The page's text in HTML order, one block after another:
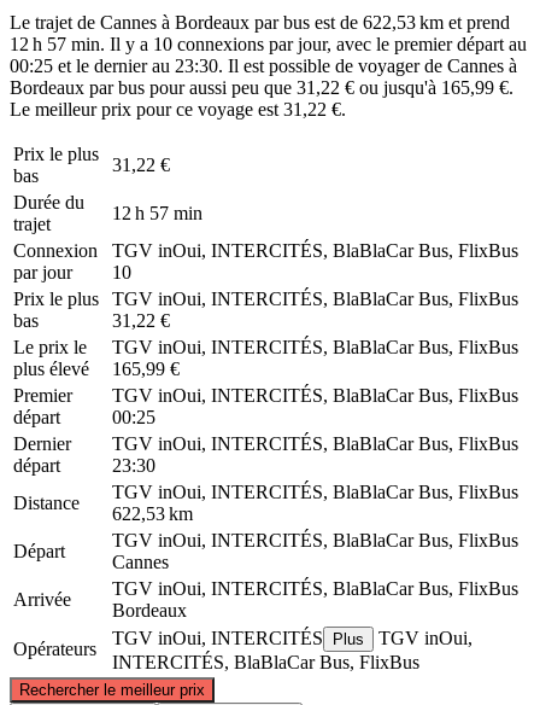
Le trajet de Cannes à Bordeaux par bus est de 622,53 km et prend
12 h 57 min. Il y a 10 connexions par jour, avec le premier départ au
00:25 et le dernier au 23:30. Il est possible de voyager de Cannes à
Bordeaux par bus pour aussi peu que 31,22 € ou jusqu'à 165,99 €.
Le meilleur prix pour ce voyage est 31,22 €.
Prix ​​le plus
bas
31,22 €
Durée du
trajet
12 h 57 min
Connexion
par jour
TGV inOui, INTERCITÉS, BlaBlaCar Bus, FlixBus
10
Prix ​​le plus
bas
TGV inOui, INTERCITÉS, BlaBlaCar Bus, FlixBus
31,22 €
Le prix le
plus élevé
TGV inOui, INTERCITÉS, BlaBlaCar Bus, FlixBus
165,99 €
Premier
départ
TGV inOui, INTERCITÉS, BlaBlaCar Bus, FlixBus
00:25
Dernier
départ
TGV inOui, INTERCITÉS, BlaBlaCar Bus, FlixBus
23:30
Distance
TGV inOui, INTERCITÉS, BlaBlaCar Bus, FlixBus
622,53 km
Départ
TGV inOui, INTERCITÉS, BlaBlaCar Bus, FlixBus
Cannes
Arrivée
TGV inOui, INTERCITÉS, BlaBlaCar Bus, FlixBus
Bordeaux
Opérateurs
TGV inOui, INTERCITÉS Plus
TGV inOui,
INTERCITÉS, BlaBlaCar Bus, FlixBus
Rechercher le meilleur prix
©CARTO, ©OpenStreetMap